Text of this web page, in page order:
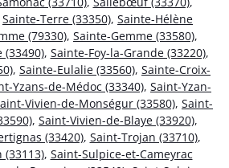
Sainte-Terre (33350), Sainte-Hélène
(79330), Sainte-Gemme (33580),
(33490), Sainte-Foy-la-Grande (33220),
, Sainte-Eulalie (33560), Sainte-Croix-
Yzans-de-Médoc (33340), Saint-Yzan-
Vivien-de-Monségur (33580), Saint-
, Saint-Vivien-de-Blaye (33920),
(33420), Saint-Trojan (33710),
, Saint-Sulpice-et-Cameyrac